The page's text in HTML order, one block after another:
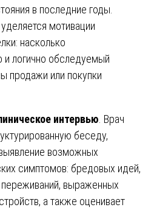
в последние годы.
мотивации
насколько
и логично обследуемый
продажи или покупки
интервью . Врач
беседу,
возможных
симптомов: бредовых идей,
выраженных
а также оценивает